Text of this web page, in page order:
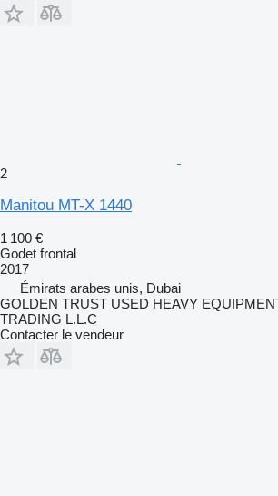
2
Manitou MT-X 1440
1 100 €
Godet frontal
2017
Émirats arabes unis, Dubai
GOLDEN TRUST USED HEAVY
TRADING L.L.C
Contacter le vendeur